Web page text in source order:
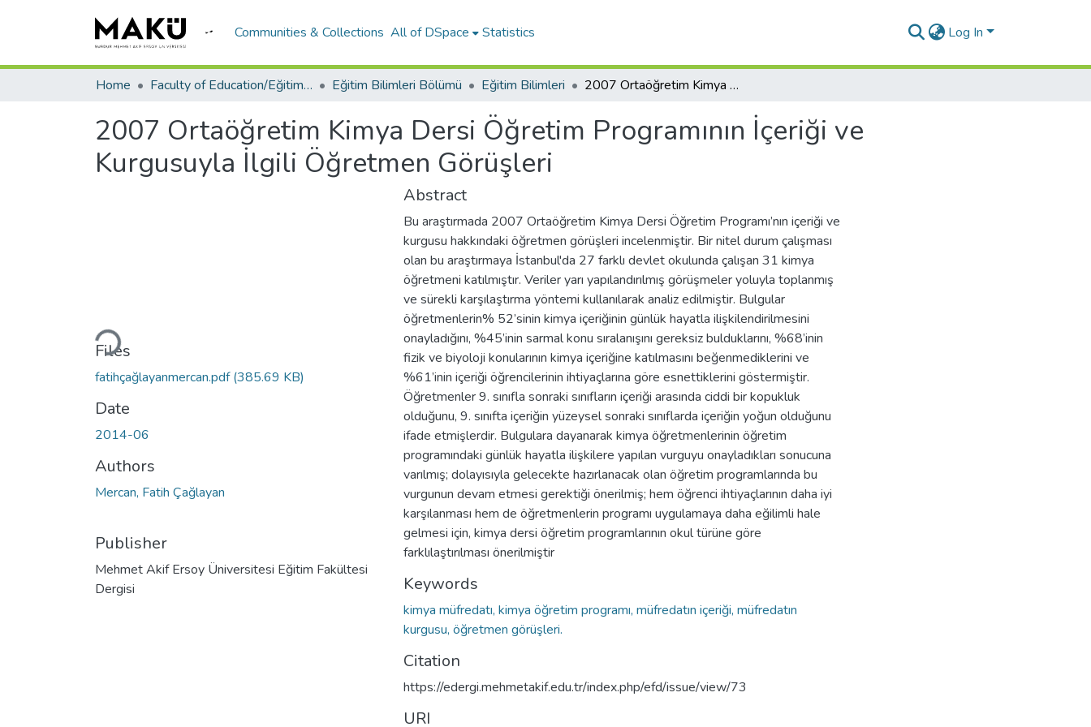
Communities & Collections All of DSpace Statistics Log In
Home Faculty of Education/Eğitim Fakültesi Eğitim Bilimleri Bölümü Eğitim Bilimleri 2007 Ortaöğretim Kimya Dersi Öğretim Programının İçeriği ve Kurgusuyla İlgili Öğretmen Görüşleri
2007 Ortaöğretim Kimya Dersi Öğretim Programının İçeriği ve
Kurgusuyla İlgili Öğretmen Görüşleri
Loading...
Files
fatihçağlayanmercan.pdf(385.69 KB)
Date
2014-06
Authors
Mercan, Fatih Çağlayan
Publisher
Mehmet Akif Ersoy Üniversitesi Eğitim Fakültesi
Dergisi
Abstract
Bu araştırmada 2007 Ortaöğretim Kimya Dersi Öğretim Programı’nın içeriği ve
kurgusu hakkındaki öğretmen görüşleri incelenmiştir. Bir nitel durum çalışması
olan bu araştırmaya İstanbul'da 27 farklı devlet okulunda çalışan 31 kimya
öğretmeni katılmıştır. Veriler yarı yapılandırılmış görüşmeler yoluyla toplanmış
ve sürekli karşılaştırma yöntemi kullanılarak analiz edilmiştir. Bulgular
öğretmenlerin% 52’sinin kimya içeriğinin günlük hayatla ilişkilendirilmesini
onayladığını, %45’inin sarmal konu sıralanışını gereksiz bulduklarını, %68’inin
fizik ve biyoloji konularının kimya içeriğine katılmasını beğenmediklerini ve
%61’inin içeriği öğrencilerinin ihtiyaçlarına göre esnettiklerini göstermiştir.
Öğretmenler 9. sınıfla sonraki sınıfların içeriği arasında ciddi bir kopukluk
olduğunu, 9. sınıfta içeriğin yüzeysel sonraki sınıflarda içeriğin yoğun olduğunu
ifade etmişlerdir. Bulgulara dayanarak kimya öğretmenlerinin öğretim
programındaki günlük hayatla ilişkilere yapılan vurguyu onayladıkları sonucuna
varılmış; dolayısıyla gelecekte hazırlanacak olan öğretim programlarında bu
vurgunun devam etmesi gerektiği önerilmiş; hem öğrenci ihtiyaçlarının daha iyi
karşılanması hem de öğretmenlerin programı uygulamaya daha eğilimli hale
gelmesi için, kimya dersi öğretim programlarının okul türüne göre
farklılaştırılması önerilmiştir
Keywords
kimya müfredatı, kimya öğretim programı, müfredatın içeriği, müfredatın
kurgusu, öğretmen görüşleri.
Citation
https://edergi.mehmetakif.edu.tr/index.php/efd/issue/view/73
URI